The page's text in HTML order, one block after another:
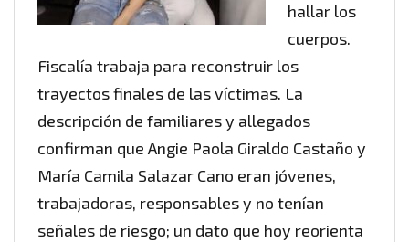
hallar los
cuerpos.
Fiscalía trabaja para reconstruir los
trayectos finales de las víctimas. La
descripción de familiares y allegados
confirman que Angie Paola Giraldo Castaño y
María Camila Salazar Cano eran jóvenes,
trabajadoras, responsables y no tenían
señales de riesgo; un dato que hoy reorienta